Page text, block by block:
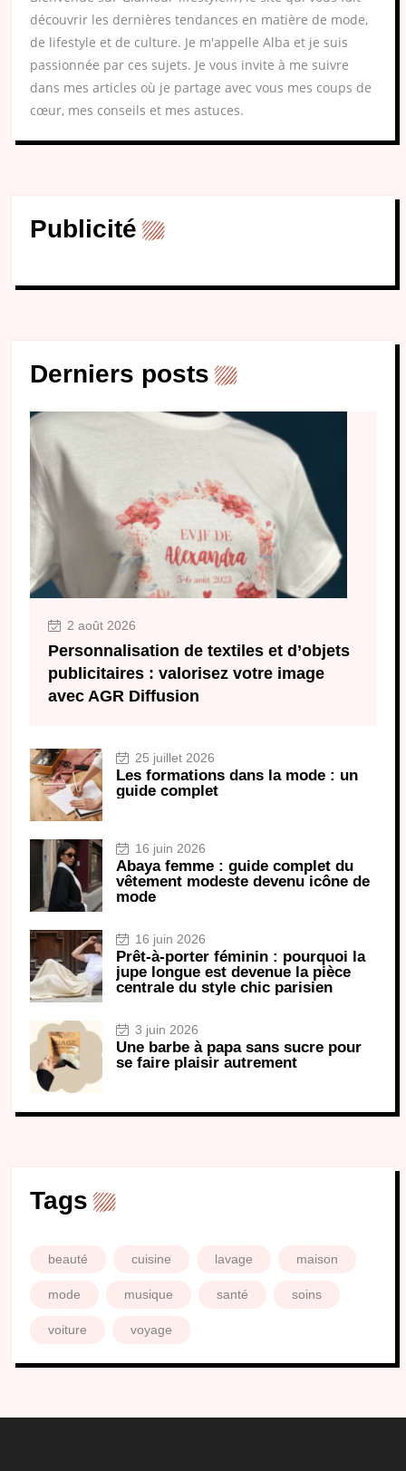
découvrir les dernières tendances en matière de mode,
de lifestyle et de culture. Je m'appelle Alba et je suis
passionnée par ces sujets. Je vous invite à me suivre
dans mes articles où je partage avec vous mes coups de
cœur, mes conseils et mes astuces.
Publicité
Derniers posts
2 août 2026
Personnalisation de textiles et d’objets
publicitaires : valorisez votre image
avec AGR Diffusion
25 juillet 2026
Les formations dans la mode : un
guide complet
16 juin 2026
Abaya femme : guide complet du
vêtement modeste devenu icône de
mode
16 juin 2026
Prêt-à-porter féminin : pourquoi la
jupe longue est devenue la pièce
centrale du style chic parisien
3 juin 2026
Une barbe à papa sans sucre pour
se faire plaisir autrement
Tags
beauté cuisine lavage maison
mode musique santé soins
voiture voyage